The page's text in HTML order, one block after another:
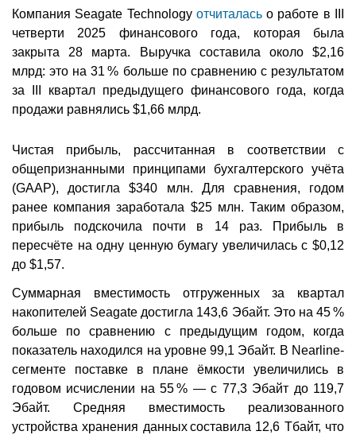
Компания Seagate Technology отчиталасьо работе в III
четверти 2025 финансового года, которая была
закрыта 28 марта. Выручка составила около $2,16
млрд: это на 31 % больше по сравнению с результатом
за III квартал предыдущего финансового года, когда
продажи равнялись $1,66 млрд.
Чистая прибыль, рассчитанная в соответствии с
общепризнанными принципами бухгалтерского учёта
(GAAP), достигла $340 млн. Для сравнения, годом
ранее компания заработала $25 млн. Таким образом,
прибыль подскочила почти в 14 раз. Прибыль в
пересчёте на одну ценную бумагу увеличилась с $0,12
до $1,57.
Суммарная вместимость отгруженных за квартал
накопителей Seagate достигла 143,6 Эбайт. Это на 45 %
больше по сравнению с предыдущим годом, когда
показатель находился на уровне 99,1 Эбайт. В Nearline-
сегменте поставке в плане ёмкости увеличились в
годовом исчислении на 55 % — с 77,3 Эбайт до 119,7
Эбайт. Средняя вместимость реализованного
устройства хранения данных составила 12,6 Тбайт, что